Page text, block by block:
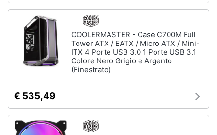
Fotografia
Casalinghi
Abbigliamento
Sport
Animali
COOLERMASTER - Case C700M Full
Tower ATX / EATX / Micro ATX / Mini-
ITX 4 Porte USB 3.0 1 Porte USB 3.1
Colore Nero Grigio e Argento
(Finestrato)
€ 535,49